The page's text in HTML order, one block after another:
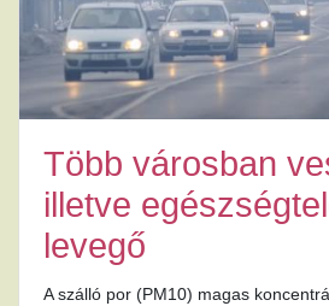
Több városban
illetve
levegő
A szálló por (PM10) magas